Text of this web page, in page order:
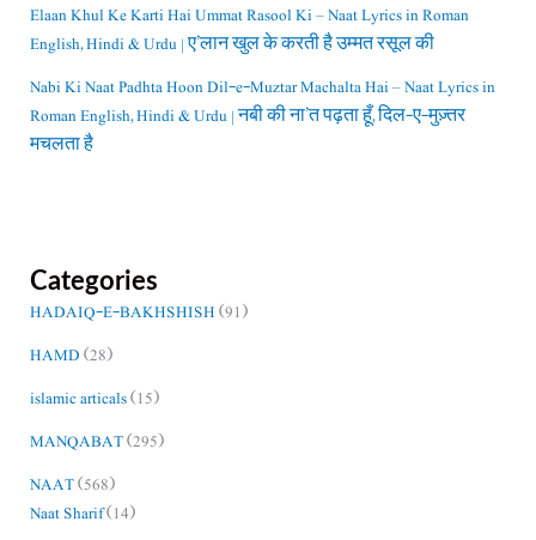
Elaan Khul Ke Karti Hai Ummat Rasool Ki – Naat Lyrics in Roman
English, Hindi & Urdu | ए’लान खुल के करती है उम्मत रसूल की
Nabi Ki Naat Padhta Hoon Dil-e-Muztar Machalta Hai – Naat Lyrics in
Roman English, Hindi & Urdu | नबी की ना’त पढ़ता हूँ, दिल-ए-मुज़्तर
मचलता है
Categories
HADAIQ-E-BAKHSHISH(91)
HAMD(28)
islamic articals(15)
MANQABAT(295)
NAAT(568)
Naat Sharif(14)